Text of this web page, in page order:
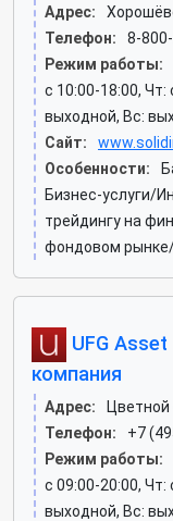
Адрес:
Телефон:
8-
Режим работы:
c 10:00-18:00, Чт:
выходной, Вс:
Сайт:
Особенности:
Бизнес-услуги/
трейдингу на
фондовом
UFG
компания
Адрес:
Телефон:
+7
Режим работы:
c 09:00-20:00, Чт:
выходной, Вс: